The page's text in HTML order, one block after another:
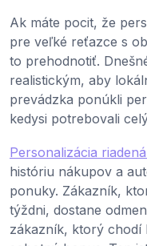
Ak máte pocit, že
pre veľké reťazce s
to prehodnotiť.
realistickým, aby
prevádzka ponúkli
kedysi potrebovali
Personalizácia
históriu nákupov a
ponuky. Zákazník,
týždni, dostane
zákazník, ktorý chodí